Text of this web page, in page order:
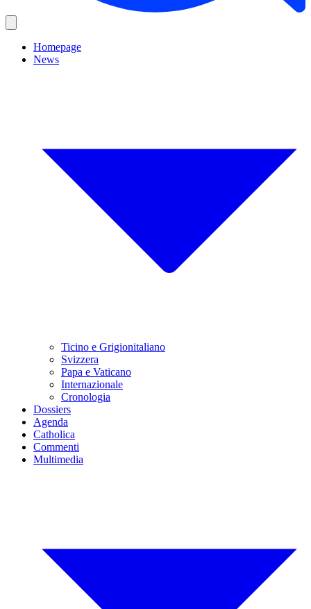
Homepage
News
Ticino e Grigionitaliano
Svizzera
Papa e Vaticano
Internazionale
Cronologia
Dossiers
Agenda
Catholica
Commenti
Multimedia